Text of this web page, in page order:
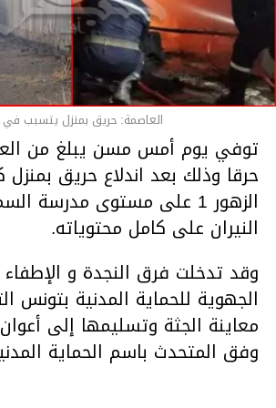
العاصمة: حريق بمنزل يتسبب
حرقا وذلك بعد اندلاع حريق
الزهور 1 على مستوى مدرسة
النيران على كامل محتوياته.
وقد تدخلت فرق النجدة و الإطفاء
الجهوية للحماية المدنية بتونس
معاينة الجثة وتسليمها إلى
وفق المتحدث باسم الحماية